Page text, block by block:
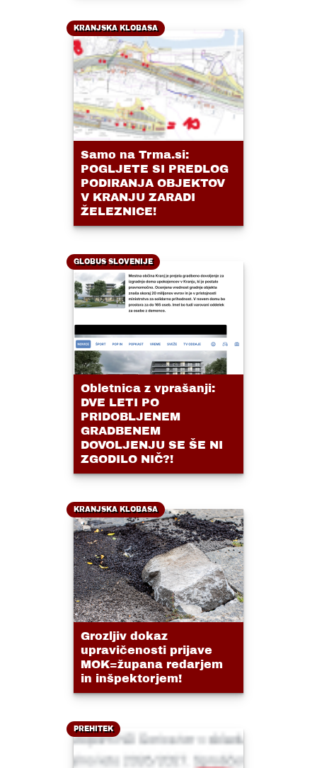
KRANJSKA KLOBASA
Samo na Trma.si:
POGLJETE SI PREDLOG
PODIRANJA OBJEKTOV
V KRANJU ZARADI
ŽELEZNICE!
GLOBUS SLOVENIJE
Obletnica z vprašanji:
DVE LETI PO
PRIDOBLJENEM
GRADBENEM
DOVOLJENJU SE ŠE NI
ZGODILO NIČ?!
KRANJSKA KLOBASA
Grozljiv dokaz
upravičenosti prijave
MOK=župana redarjem
in inšpektorjem!
PREHITEK